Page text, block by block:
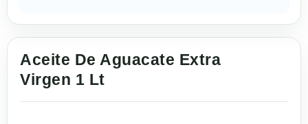
Aceite De Aguacate Extra
Virgen 1 Lt